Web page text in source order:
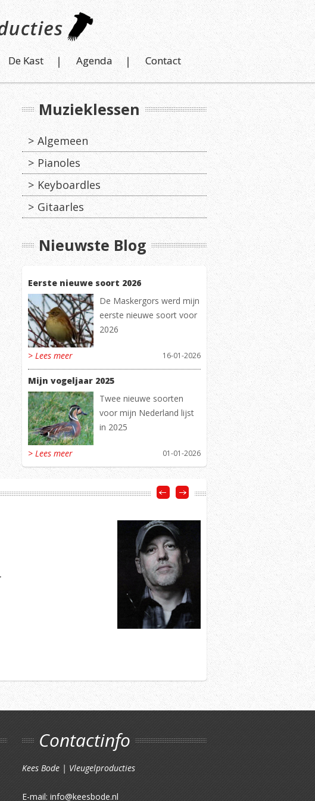
De Kast Agenda Contact
Muzieklessen
Algemeen
Pianoles
Keyboardles
Gitaarles
Nieuwste Blog
Eerste nieuwe soort 2026
De Maskergors werd mijn
eerste nieuwe soort voor
2026
> Lees meer 16-01-2026
Mijn vogeljaar 2025
Twee nieuwe soorten
voor mijn Nederland lijst
in 2025
> Lees meer 01-01-2026
Contactinfo
Kees Bode | Vleugelproducties
E-mail: info@keesbode.nl